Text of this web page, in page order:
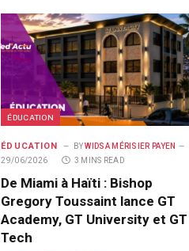
ÉDUCATION
ÉDUCATION BY WIDSA MÉRISIER PAYEN
29/06/2026
3 MINS READ
De Miami à Haïti : Bishop
Gregory Toussaint lance GT
Academy, GT University et GT
Tech